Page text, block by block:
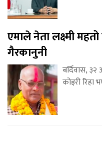
एमाले नेता लक्ष्मी
गैरकानुनी
बर्दिवास,
कोइरी रिहा